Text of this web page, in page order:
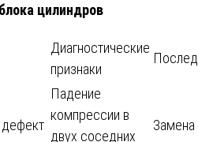
цилиндров
Диагностические
признаки
Падение
компрессии в
двух соседних
Замена